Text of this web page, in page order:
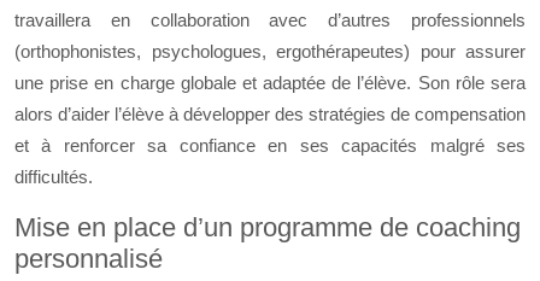
travaillera en collaboration avec d’autres professionnels
(orthophonistes, psychologues, ergothérapeutes) pour assurer
une prise en charge globale et adaptée de l’élève. Son rôle sera
alors d’aider l’élève à développer des stratégies de compensation
et à renforcer sa confiance en ses capacités malgré ses
difficultés.
Mise en place d’un programme de coaching
personnalisé